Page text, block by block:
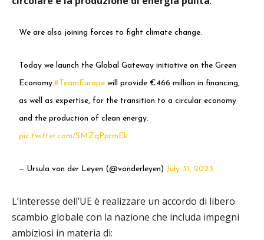
We are also joining forces to fight climate change.
Today we launch the Global Gateway initiative on the Green
Economy.#TeamEurope will provide €466 million in financing,
as well as expertise, for the transition to a circular economy
and the production of clean energy.
pic.twitter.com/SMZqPprmEk
— Ursula von der Leyen (@vonderleyen) July 31, 2023
L’interesse dell’UE è realizzare un accordo di libero
scambio globale con la nazione che includa impegni
ambiziosi in materia di: